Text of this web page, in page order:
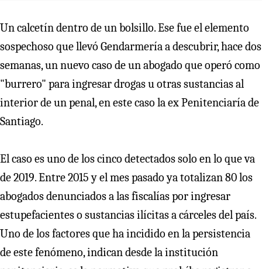
Un calcetín dentro de un bolsillo. Ese fue el elemento
sospechoso que llevó Gendarmería a descubrir, hace dos
semanas, un nuevo caso de un abogado que operó como
"burrero" para ingresar drogas u otras sustancias al
interior de un penal, en este caso la ex Penitenciaría de
Santiago.
El caso es uno de los cinco detectados solo en lo que va
de 2019. Entre 2015 y el mes pasado ya totalizan 80 los
abogados denunciados a las fiscalías por ingresar
estupefacientes o sustancias ilícitas a cárceles del país.
Uno de los factores que ha incidido en la persistencia
de este fenómeno, indican desde la institución